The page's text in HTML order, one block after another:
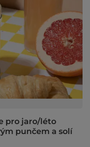
pro jaro/léto
punčem a solí